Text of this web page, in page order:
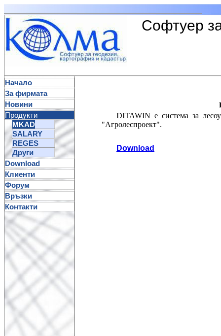
Софтуер
Начало
За фирмата
Новини
Продукти
MKAD
SALARY
REGES
Други
Download
Клиенти
Форум
Връзки
Контакти
DITAWIN e система за
"Агролеспроект".
Download